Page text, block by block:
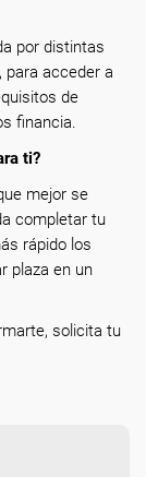
por distintas
acceder a
de
financia.
ti?
mejor se
completar tu
rápido los
plaza en un
solicita tu